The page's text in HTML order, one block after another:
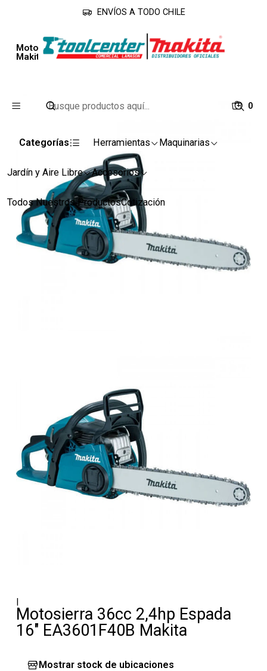
0
Categorías Herramientas Maquinarias
Jardín y Aire Libre Accesorios
Todos Nuestros ProductosCotización
ENVÍOS A TODO CHILE
Inicio Línea Jardín
Motosierras
Motosierra 36cc 2,4hp Espada 16" EA3601F40B
Makita
|
Motosierra 36cc 2,4hp Espada
16" EA3601F40B Makita
Mostrar stock de ubicaciones